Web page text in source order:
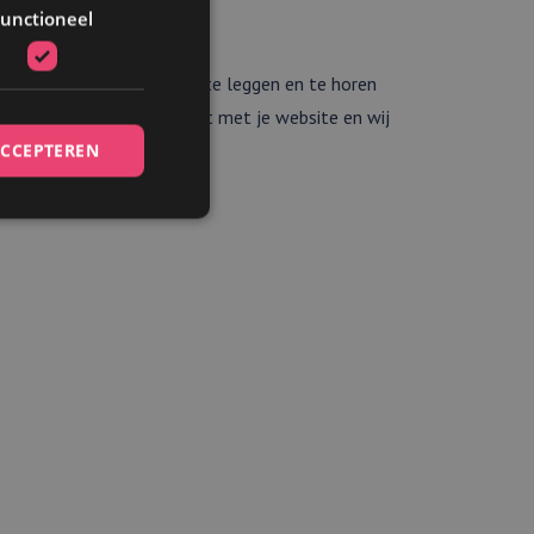
onze dienstverlening uit te leggen en te horen
Jij weet wat je wilt met je website en wij
zul je niet vinden.
gebruik van